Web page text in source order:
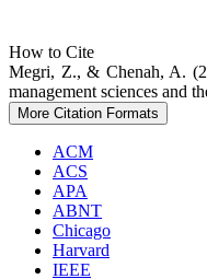
How to Cite
Megri, Z., & Chenah, A.
management sciences and
More Citation Formats
ACM
ACS
APA
ABNT
Chicago
Harvard
IEEE